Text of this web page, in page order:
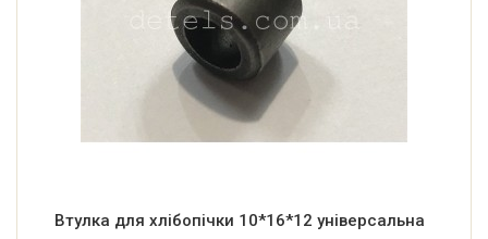
Втулка для хлібопічки 10*16*12 універсальна